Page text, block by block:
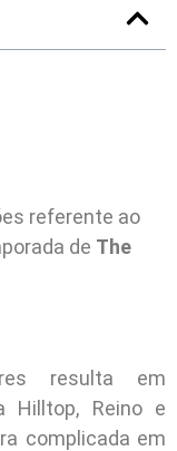
referente ao
de The
resulta em
Hilltop, Reino e
complicada em